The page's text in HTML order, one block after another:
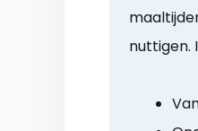
nuttigen.